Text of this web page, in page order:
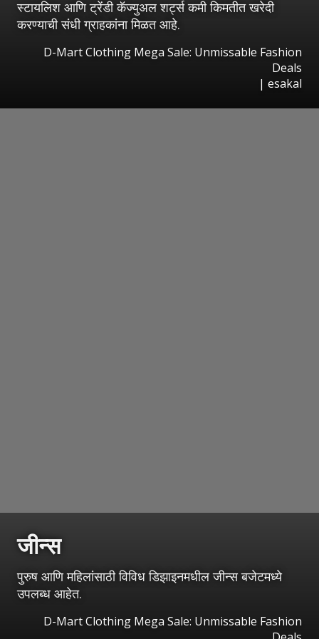
स्टायलिश आणि ट्रेंडी कॅज्युअल शर्ट्स कमी किमतीत खरेदी
करण्याची संधी ग्राहकांना मिळत आहे.
D-Mart Clothing Mega Sale: Unmissable Fashion
Deals
| esakal
जीन्स
पुरुष आणि महिलांसाठी विविध डिझाइनमधील जीन्स बजेटमध्ये
उपलब्ध आहेत.
D-Mart Clothing Mega Sale: Unmissable Fashion